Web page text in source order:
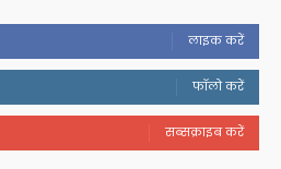
लाइक करें
फॉलो करें
सब्सक्राइब करें